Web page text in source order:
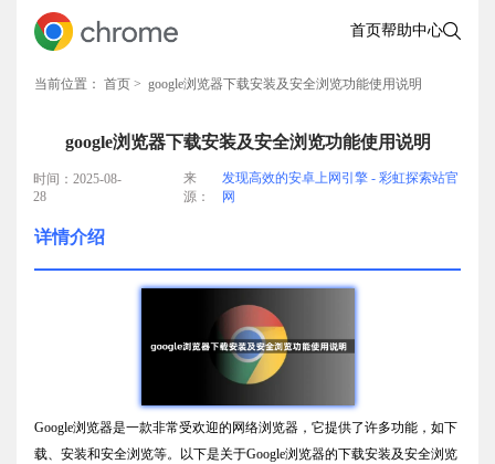
首页帮助中心
当前位置： 首页 > google浏览器下载安装及安全浏览功能使用说明
google浏览器下载安装及安全浏览功能使用说明
时间：2025-08-
28
来
源：
发现高效的安卓上网引擎 - 彩虹探索站官
网
详情介绍
Google浏览器是一款非常受欢迎的网络浏览器，它提供了许多功能，如下
载、安装和安全浏览等。以下是关于Google浏览器的下载安装及安全浏览